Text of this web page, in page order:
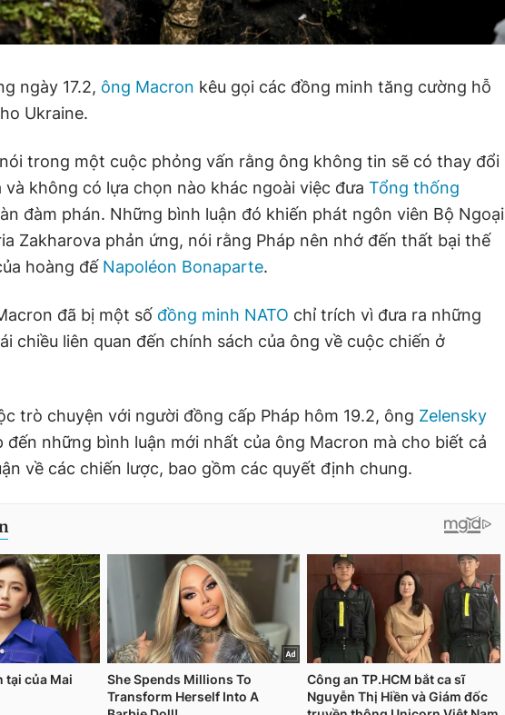
ngày 17.2, ông Macron kêu gọi các đồng minh tăng cường hỗ
Ukraine.
trong một cuộc phỏng vấn rằng ông không tin sẽ có thay đổi
và không có lựa chọn nào khác ngoài việc đưa Tổng thống
đàm phán. Những bình luận đó khiến phát ngôn viên Bộ Ngoại
Zakharova phản ứng, nói rằng Pháp nên nhớ đến thất bại thế
hoàng đế Napoléon Bonaparte.
đã bị một số đồng minh NATO chỉ trích vì đưa ra những
chiều liên quan đến chính sách của ông về cuộc chiến ở
trò chuyện với người đồng cấp Pháp hôm 19.2, ông Zelensky
đến những bình luận mới nhất của ông Macron mà cho biết cả
về các chiến lược, bao gồm các quyết định chung.